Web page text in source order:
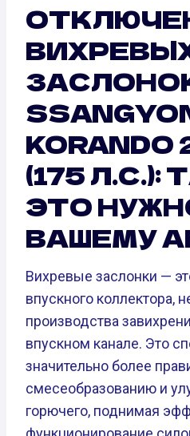
KORANDO
(175 Л.С.):
ЭТО
ВАШЕМУ
Вихревые заслонки —
впускного коллектора,
производства
впускном канале. Это
значительно более
смесеобразованию и
горючего, поднимая